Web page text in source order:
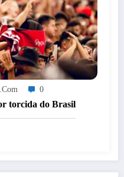
0
torcida do Brasil